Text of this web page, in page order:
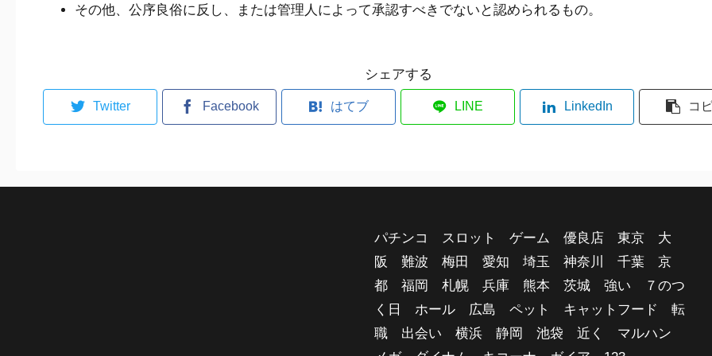
その他、公序良俗に反し、または管理人によって承認すべきでないと認められるもの。
シェアする
Twitter Facebook はてブ LINE LinkedIn コ
パチンコ スロット ゲーム 優良店 東京 大
阪 難波 梅田 愛知 埼玉 神奈川 千葉 京
都 福岡 札幌 兵庫 熊本 茨城 強い ７のつ
く日 ホール 広島 ペット キャットフード 転
職 出会い 横浜 静岡 池袋 近く マルハン